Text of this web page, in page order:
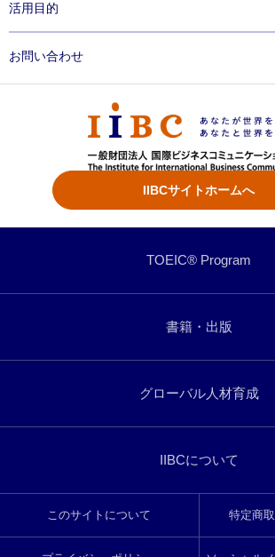
活用目的
企業で活用する
専門学校・大学で活用する
高等学校・高等専門学校で活用する
お問い合わせ
団体でTOEIC Programのご利用を検討中の
既に「団体受験」をご利用中の方
IIBCサイトホームへ
TOEIC® Program
書籍・出版
グローバル人材育成
IIBCについて
このサイトについて 特定商